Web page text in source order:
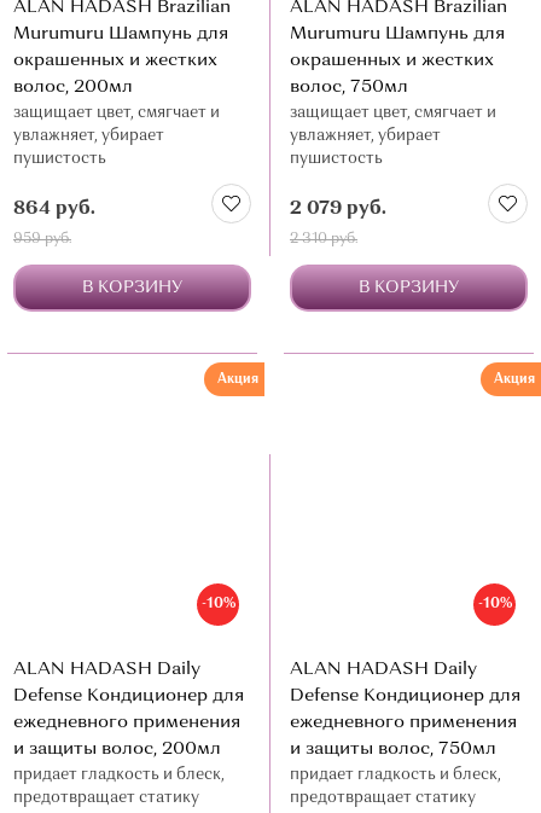
ALAN HADASH Brazilian
Murumuru Шампунь для
окрашенных и жестких
волос, 200мл
защищает цвет, смягчает и
увлажняет, убирает
пушистость
864 руб.
959 руб.
В КОРЗИНУ
ALAN HADASH Brazilian
Murumuru Шампунь для
окрашенных и жестких
волос, 750мл
защищает цвет, смягчает и
увлажняет, убирает
пушистость
2 079 руб.
2 310 руб.
В КОРЗИНУ
-10%
Акция
ALAN HADASH Daily
Defense Кондиционер для
ежедневного применения
и защиты волос, 200мл
придает гладкость и блеск,
предотвращает статику
-10%
Акция
ALAN HADASH Daily
Defense Кондиционер для
ежедневного применения
и защиты волос, 750мл
придает гладкость и блеск,
предотвращает статику